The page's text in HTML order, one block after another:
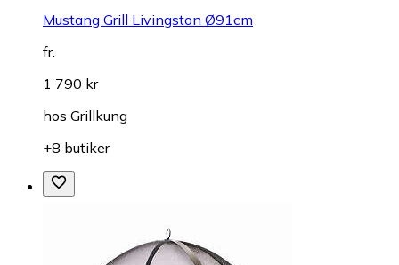
Mustang Grill Livingston Ø91cm
fr.
1 790 kr
hos Grillkung
+8 butiker